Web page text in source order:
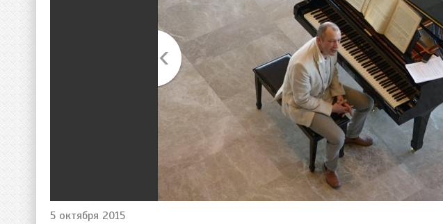
5 октября 2015